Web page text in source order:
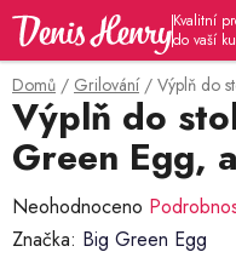
Přejít
obsah
Domů / Grilování / Výplň do
Výplň do
Green Egg,
Průměrné
hodnocení
Neohodnoceno
Značka: Big Green Egg